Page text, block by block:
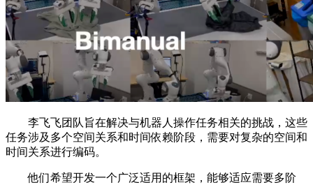
李飞飞团队旨在解决与机器人操作任务相关的挑战，这些
任务涉及多个空间关系和时间依赖阶段，需要对复杂的空间和
时间关系进行编码。
他们希望开发一个广泛适用的框架，能够适应需要多阶